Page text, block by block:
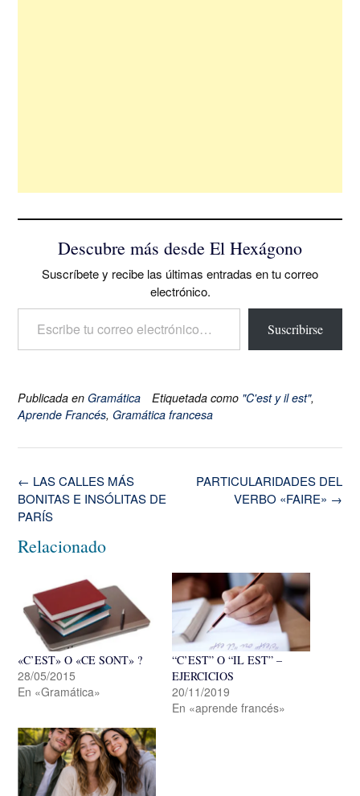
Descubre más desde El Hexágono
Suscríbete y recibe las últimas entradas en tu correo
electrónico.
Escribe tu correo electrónico…
Suscribirse
Publicada en Gramática Etiquetada como "C'est y il est",
Aprende Francés, Gramática francesa
Navegación
de
la
PARTICULARIDADES DEL
VERBO «FAIRE» →
← LAS CALLES MÁS
BONITAS E INSÓLITAS DE
PARÍS
Relacionado
«C’EST» O «CE SONT» ?
28/05/2015
En «Gramática»
“C’EST” O “IL EST” –
EJERCICIOS
20/11/2019
En «aprende francés»